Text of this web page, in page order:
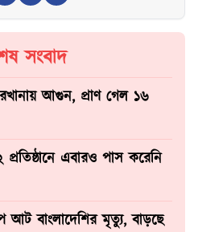
সংবাদ
আগুন, প্রাণ গেল ১৬
এবারও পাস করেনি
আট বাংলাদেশির মৃত্যু, বাড়ছে